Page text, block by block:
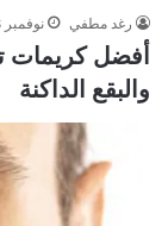
رغد مطفي نوفمبر 28, 2023
أفضل كريمات
والبقع الداكنة